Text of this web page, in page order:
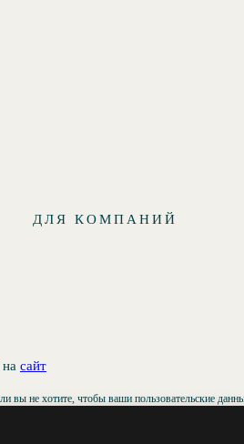
ДЛЯ КОМПАНИЙ
сайт
не хотите, чтобы ваши пользовательские